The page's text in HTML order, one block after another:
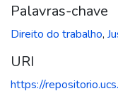
Palavras-chave
Direito do trabalho,
URI
https://